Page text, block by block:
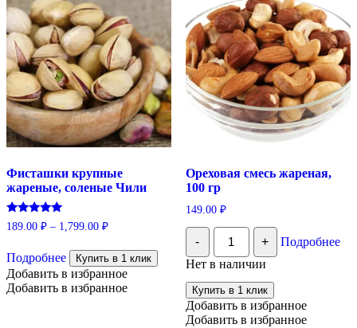
Фисташки крупные
жареные, соленые Чили
Оценка
5.00
189.00 ₽ – 1,799.00 ₽
Подробнеетовар
имеет
несколько
Купить в 1 клик
Добавить в избранное
Добавить в избранное
Ореховая смесь жареная,
100 гр
149.00 ₽
-
Количество
Ореховая
смесь
жареная,
100
гр
+
Подробнее
Нет в наличии
Купить в 1 клик
Добавить в избранное
Добавить в избранное